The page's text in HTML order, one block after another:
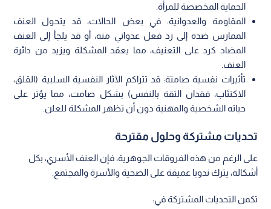
الحماية المخصصة للمرأة.
المقاومة والعدوانية: في بعض الحالات، قد يتحول العنف
الممارس ضده إلى رد فعل عدواني منه، أو قد يلجأ إلى العنف
المضاد كرد على التعنيف، مما يعقد المشكلة ويزيد من دائرة
العنف.
تأثيرات نفسية صامتة: قد تتراكم الآثار النفسية السلبية (القلق،
الاكتئاب، فقدان الثقة بالنفس) بشكل صامت، مما يؤثر على
حياته الشخصية والمهنية دون أن تظهر المشكلة للعلن.
تحديات مشتركة وحلول مقترحة
على الرغم من هذه الفروقات الجوهرية، فإن العنف الأسري، بكل
أشكاله، يترك ندوبا عميقة على الضحية والأسرة والمجتمع.
تكمن التحديات المشتركة في: